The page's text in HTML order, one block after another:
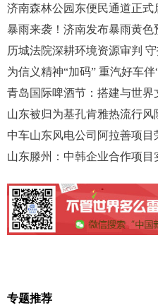
济南森林公园东便民通道正式
暴雨来袭！济南发布暴雨黄
历城法院深耕环境资源审判
为信义精神“加码” 重汽好车伴
青岛国际啤酒节：搭建与世界
山东被归为基孔肯雅热流行风
山东滕州：中韩企业合作项目
专题推荐